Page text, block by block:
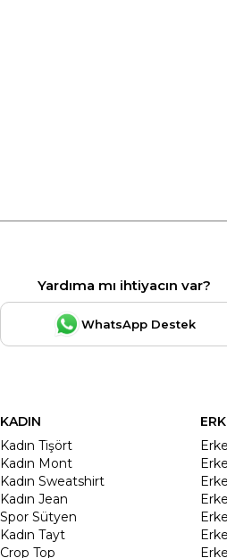
Yardıma mı ihtiyacın var?
WhatsApp Destek
KADIN
Kadın Tişört
Kadın Mont
Kadın Sweatshirt
Kadın Jean
Spor Sütyen
Kadın Tayt
Crop Top